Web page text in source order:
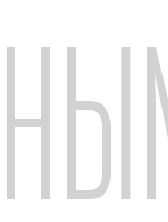
16, info@otcpharm.ru